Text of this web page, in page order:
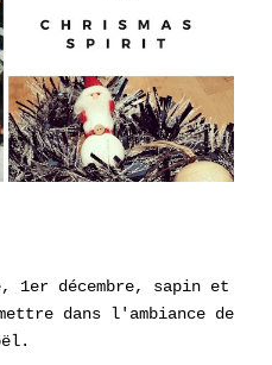
1er décembre, sapin et
dans l'ambiance de